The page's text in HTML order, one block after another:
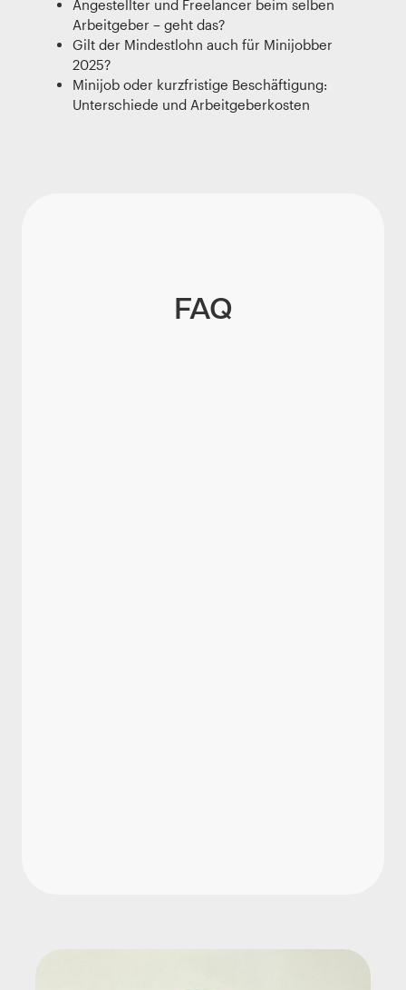
Angestellter und Freelancer beim selben
Arbeitgeber – geht das?
Gilt der Mindestlohn auch für Minijobber
2025?
Minijob oder kurzfristige Beschäftigung:
Unterschiede und Arbeitgeberkosten
FAQ